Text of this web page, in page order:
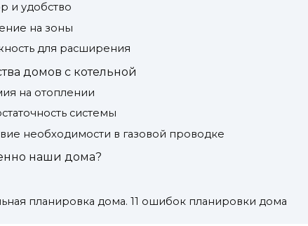
и удобство
на зоны
для расширения
домов с котельной
на отоплении
системы
необходимости в газовой проводке
наши дома?
планировка дома. 11 ошибок планировки дома